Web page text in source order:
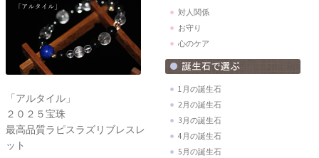
「アルタイル」
２０２５宝珠
最高品質ラピスラズリブレスレ
ット
対人関係
お守り
心のケア
1月の誕生石
2月の誕生石
3月の誕生石
4月の誕生石
5月の誕生石